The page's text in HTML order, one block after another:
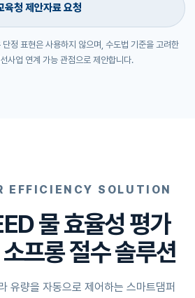
육청 제안자료 요청
정 표현은 사용하지 않으며, 수도법 기준을 고려한
사업 연계 가능 관점으로 제안합니다.
EFFICIENCY SOLUTION
물 효율성 평가
프롱 절수 솔루션
유량을 자동으로 제어하는 스마트댐퍼